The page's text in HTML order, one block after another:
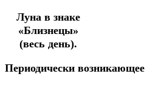
Луна в знаке
«Близнецы»
(весь день).
Периодически возникающее